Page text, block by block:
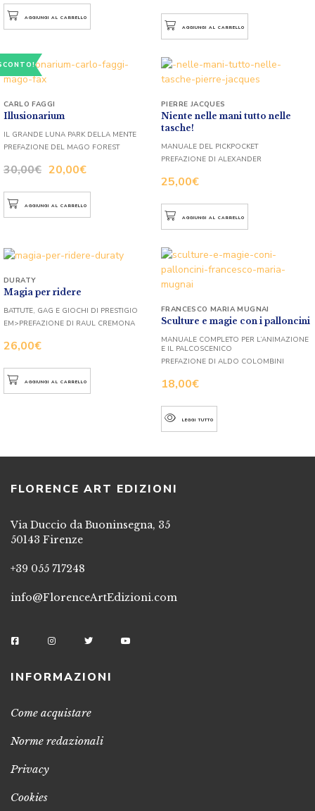
AGGIUNGI AL CARRELLO
AGGIUNGI AL CARRELLO
Illusionarium
30,00€ 20,00€
CARLO FAGGI
IL GRANDE LUNA PARK DELLA MENTE
PREFAZIONE DEL MAGO FOREST
AGGIUNGI AL CARRELLO
Niente nelle mani tutto nelle
tasche!
25,00€
PIERRE JACQUES
MANUALE DEL PICKPOCKET
PREFAZIONE DI ALEXANDER
AGGIUNGI AL CARRELLO
Magia per ridere
26,00€
DURATY
BATTUTE, GAG E GIOCHI DI PRESTIGIO
EM>PREFAZIONE DI RAUL CREMONA
AGGIUNGI AL CARRELLO
Sculture e magie con i palloncini
18,00€
FRANCESCO MARIA MUGNAI
MANUALE COMPLETO PER L’ANIMAZIONE
E IL PALCOSCENICO
PREFAZIONE DI ALDO COLOMBINI
LEGGI TUTTO
FLORENCE ART EDIZIONI
Via Duccio da Buoninsegna, 35
50143 Firenze
+39 055 717248
info@FlorenceArtEdizioni.com
INFORMAZIONI
Come acquistare
Norme redazionali
Privacy
Cookies